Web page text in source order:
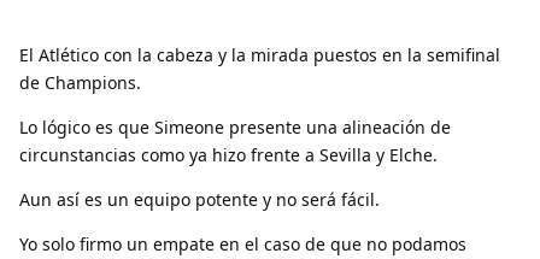
El Atlético con la cabeza y la mirada puestos en la semifinal
de Champions.
Lo lógico es que Simeone presente una alineación de
circunstancias como ya hizo frente a Sevilla y Elche.
Aun así es un equipo potente y no será fácil.
Yo solo firmo un empate en el caso de que no podamos